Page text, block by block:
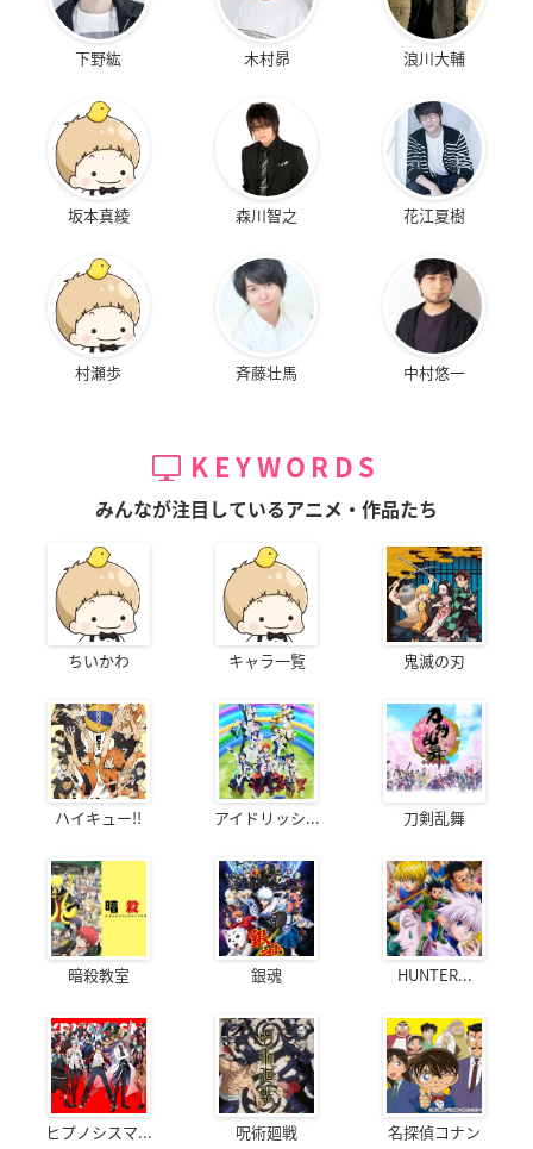
下野紘 木村昴 浪川大輔
坂本真綾 森川智之 花江夏樹
村瀬歩 斉藤壮馬 中村悠一
KEYWORDS
みんなが注目しているアニメ・作品たち
ちいかわ キャラ一覧 鬼滅の刃
ハイキュー!! アイドリッシ... 刀剣乱舞
暗殺教室 銀魂 HUNTER...
ヒプノシスマ... 呪術廻戦 名探偵コナン